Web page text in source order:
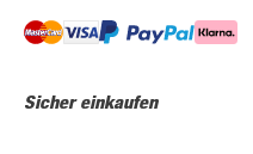
Sicher einkaufen